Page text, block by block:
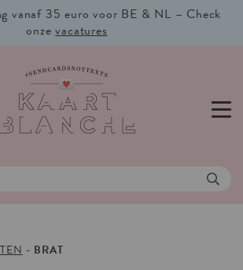
vanaf 35 euro voor BE & NL – Check
onzevacatures
- BRAT